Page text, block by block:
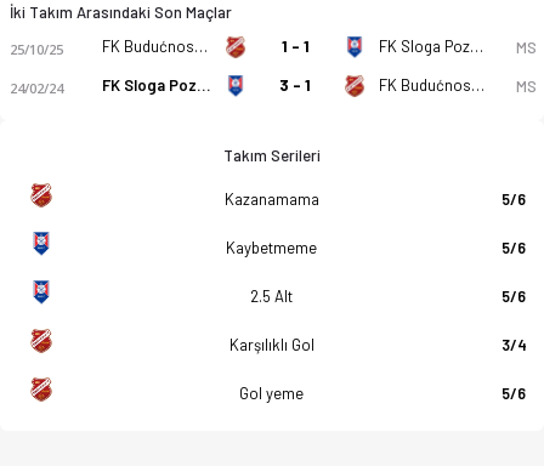
İki Takım Arasındaki Son Maçlar
25/10/25 FK Budućnost Krušik 2014 Valjevo 1 - 1 FK Sloga Pozega MS
24/02/24 FK Sloga Pozega 3 - 1 FK Budućnost Krušik 2014 Valjevo MS
Takım Serileri
Kazanamama 5/6
Kaybetmeme 5/6
2.5 Alt 5/6
Karşılıklı Gol 3/4
Gol yeme 5/6